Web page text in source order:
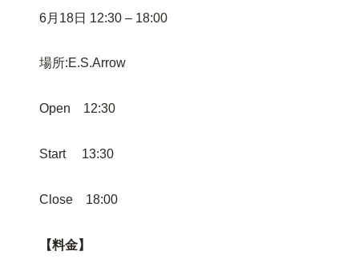
6月18日 12:30 – 18:00
場所:E.S.Arrow
Open 12:30
Start 13:30
Close 18:00
【料金】